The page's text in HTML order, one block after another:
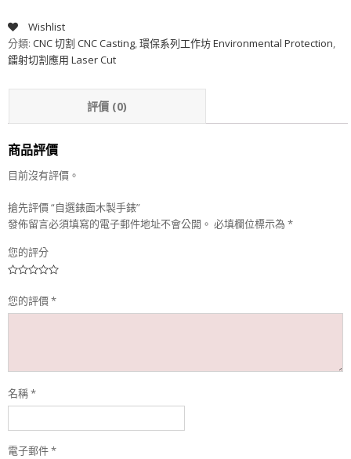
Wishlist
分類: CNC 切割 CNC Casting,環保系列工作坊 Environmental Protection,
鐳射切割應用 Laser Cut
評價 (0)
商品評價
目前沒有評價。
搶先評價 “自選錶面木製手錶”
發佈留言必須填寫的電子郵件地址不會公開。 必填欄位標示為 *
您的評分
您的評價*
名稱*
電子郵件*